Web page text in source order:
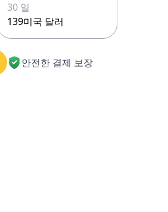
30 일
139미국 달러
안전한 결제 보장